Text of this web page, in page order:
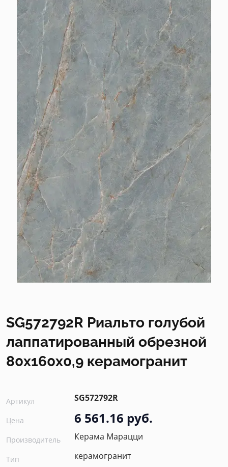
SG572792R Риальто голубой
лаппатированный обрезной
80x160x0,9 керамогранит
Артикул SG572792R
Цена 6 561.16 руб.
Производитель Керама Марацци
Тип керамогранит